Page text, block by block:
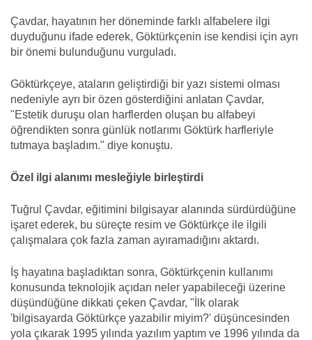
Çavdar, hayatının her döneminde farklı alfabelere ilgi
duyduğunu ifade ederek, Göktürkçenin ise kendisi için ayrı
bir önemi bulunduğunu vurguladı.
Göktürkçeye, ataların geliştirdiği bir yazı sistemi olması
nedeniyle ayrı bir özen gösterdiğini anlatan Çavdar,
"Estetik duruşu olan harflerden oluşan bu alfabeyi
öğrendikten sonra günlük notlarımı Göktürk harfleriyle
tutmaya başladım." diye konuştu.
Özel ilgi alanımı mesleğiyle birleştirdi
Tuğrul Çavdar, eğitimini bilgisayar alanında sürdürdüğüne
işaret ederek, bu süreçte resim ve Göktürkçe ile ilgili
çalışmalara çok fazla zaman ayıramadığını aktardı.
İş hayatına başladıktan sonra, Göktürkçenin kullanımı
konusunda teknolojik açıdan neler yapabileceği üzerine
düşündüğüne dikkati çeken Çavdar, "İlk olarak
'bilgisayarda Göktürkçe yazabilir miyim?' düşüncesinden
yola çıkarak 1995 yılında yazılım yaptım ve 1996 yılında da